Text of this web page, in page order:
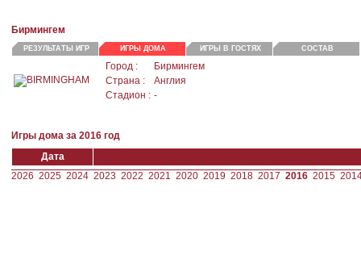
Бирмингем
РЕЗУЛЬТАТЫ ИГР ИГРЫ ДОМА ИГРЫ В ГОСТЯХ СОСТАВ
Город :
Бирмингем
Страна :
Англия
Стадион : -
Игры дома за 2016 год
Дата
2026 2025 2024 2023 2022 2021 2020 2019 2018 2017 2016 2015